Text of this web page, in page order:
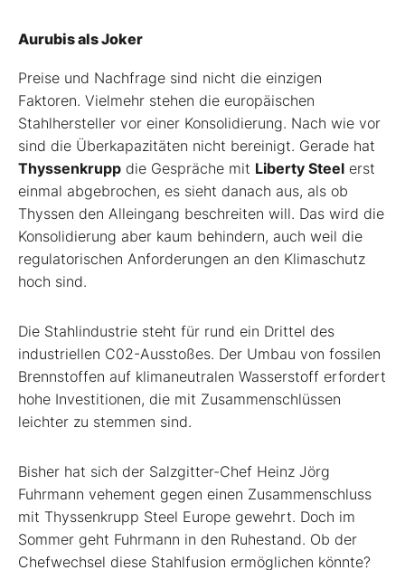
Aurubis als Joker
Preise und Nachfrage sind nicht die einzigen
Faktoren. Vielmehr stehen die europäischen
Stahlhersteller vor einer Konsolidierung. Nach wie vor
sind die Überkapazitäten nicht bereinigt. Gerade hat
Thyssenkrupp die Gespräche mit Liberty Steel erst
einmal abgebrochen, es sieht danach aus, als ob
Thyssen den Alleingang beschreiten will. Das wird die
Konsolidierung aber kaum behindern, auch weil die
regulatorischen Anforderungen an den Klimaschutz
hoch sind.
Die Stahlindustrie steht für rund ein Drittel des
industriellen C02-Ausstoßes. Der Umbau von fossilen
Brennstoffen auf klimaneutralen Wasserstoff erfordert
hohe Investitionen, die mit Zusammenschlüssen
leichter zu stemmen sind.
Bisher hat sich der Salzgitter-Chef Heinz Jörg
Fuhrmann vehement gegen einen Zusammenschluss
mit Thyssenkrupp Steel Europe gewehrt. Doch im
Sommer geht Fuhrmann in den Ruhestand. Ob der
Chefwechsel diese Stahlfusion ermöglichen könnte?